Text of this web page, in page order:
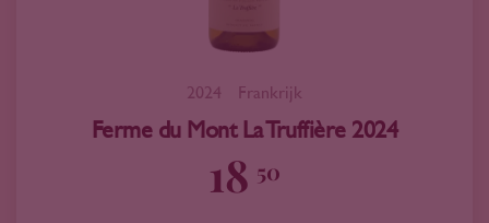
2024 Frankrijk
Ferme du Mont La Truffière 2024
18 50